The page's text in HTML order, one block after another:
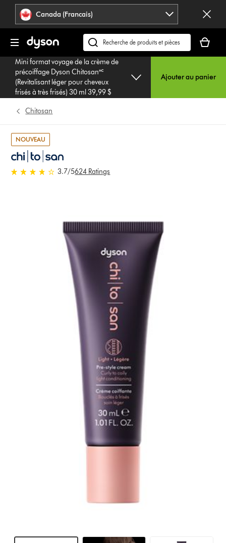
Veuillez
ou
appuyer
Entrée
sauter
Déclaration
relative
à
l’accessibilité
Canada (Francais)
Recherchez
des
produits
ou
trouvez
panier
est
Mini format voyage de la crème de
précoiffage Dyson Chitosan🅪
(Revitalisant léger pour cheveux
frisés à très frisés) 30 ml 39,99 $
Ajouter au panier
Chitosan
NOUVEAU
3.7 étoiles sur 5 de 624 Ratings
3.7/5624 Ratings